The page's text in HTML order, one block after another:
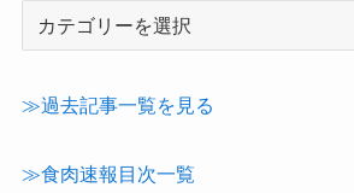
テ
≫過去記事一覧を見る
≫食肉速報目次一覧